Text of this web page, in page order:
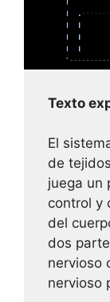
Texto
El
de
juega un
control y
del
dos
nervioso
nervioso